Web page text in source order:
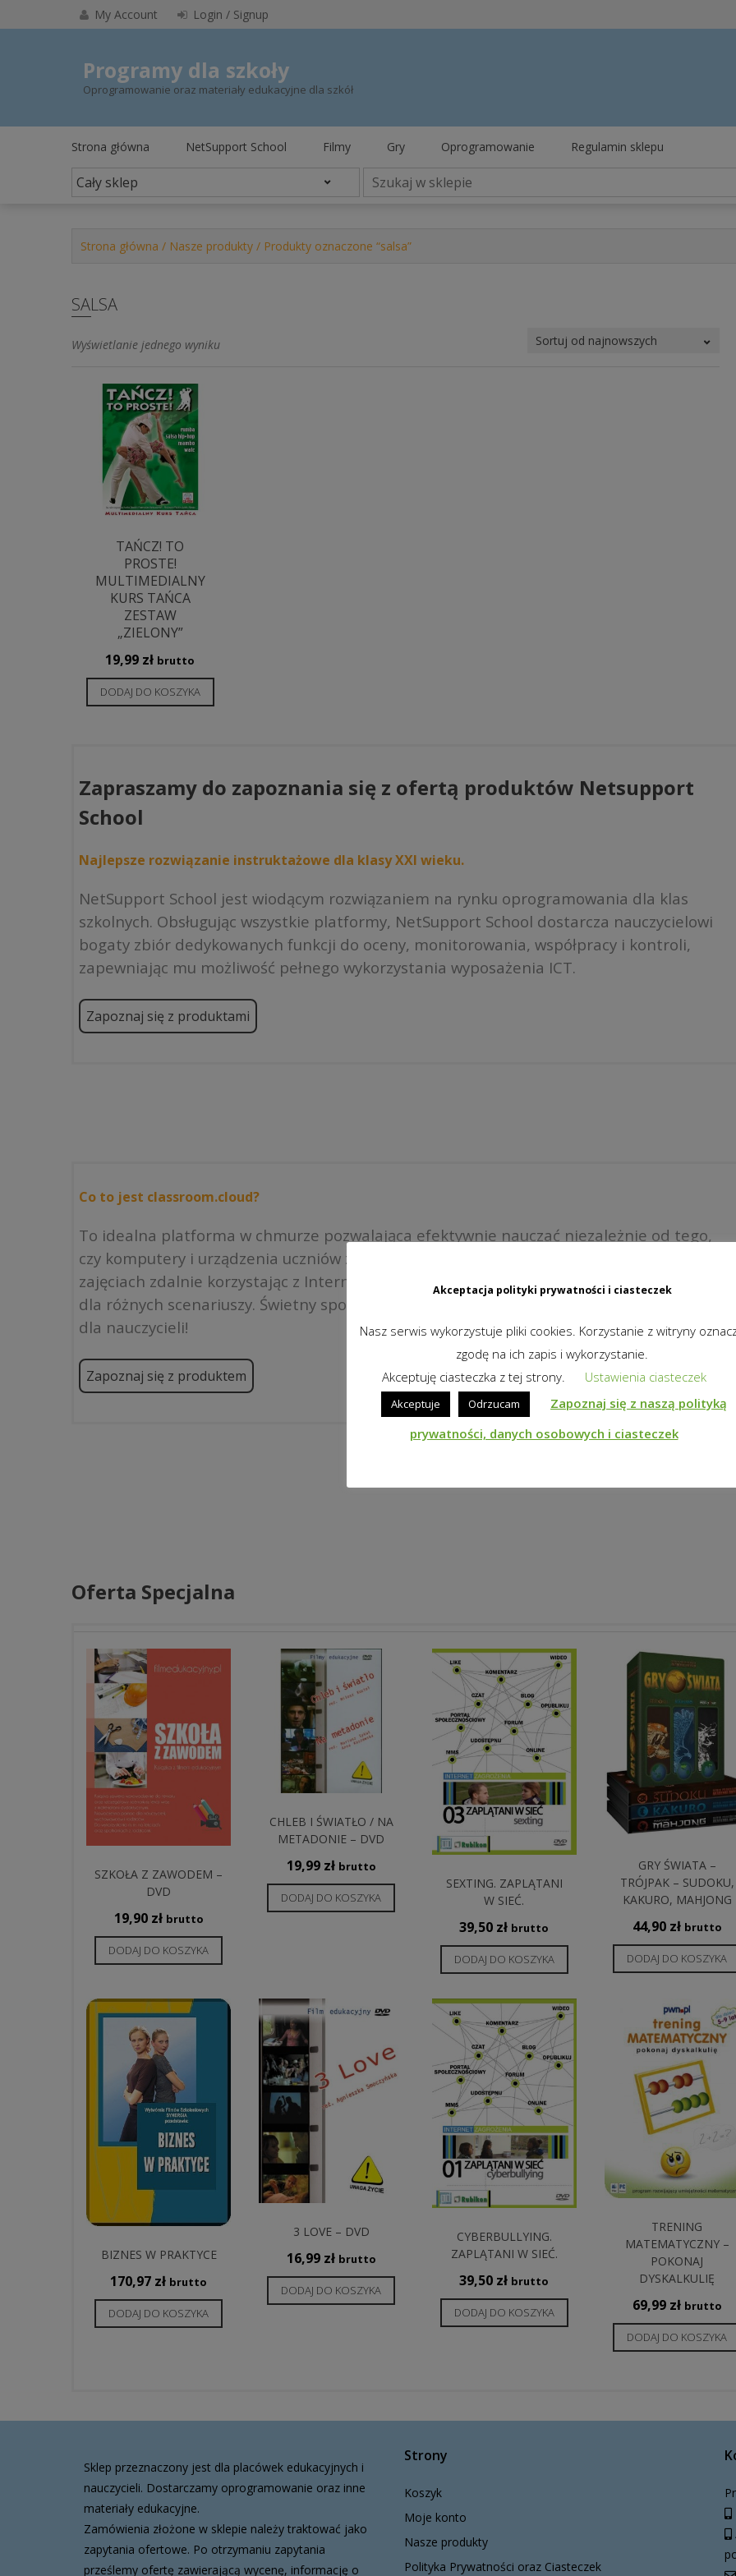
to
My Account Login / Signup
Programy dla szkoły
Oprogramowanie oraz materiały edukacyjne dla szkół
Strona główna NetSupport School Filmy Gry Oprogramowanie Regulamin sklepu
Strona główna / Nasze produkty / Produkty oznaczone “salsa”
SALSA
Wyświetlanie jednego wyniku
TAŃCZ! TO
PROSTE!
MULTIMEDIALNY
KURS TAŃCA
ZESTAW
„ZIELONY”
19,99 zł brutto
DODAJ DO KOSZYKA
Zapraszamy do zapoznania się z ofertą produktów Netsupport
School
Najlepsze rozwiązanie instruktażowe dla klasy XXI wieku.
NetSupport School jest wiodącym rozwiązaniem na rynku oprogramowania dla klas
szkolnych. Obsługując wszystkie platformy, NetSupport School dostarcza nauczycielowi
bogaty zbiór dedykowanych funkcji do oceny, monitorowania, współpracy i kontroli,
zapewniając mu możliwość pełnego wykorzystania wyposażenia ICT.
Zapoznaj się z produktami
Co to jest classroom.cloud?
To idealna platforma w chmurze pozwalająca efektywnie nauczać niezależnie od tego,
czy komputery i urządzenia uczniów znajdują się w jednym miejscu, czy uczestniczą oni w
zajęciach zdalnie korzystając z Internetu. Bez przełączania między różnymi rozwiązaniami
dla różnych scenariuszy. Świetny sposób, by zapewnić ciągłość nauczania – dla uczniów i
dla nauczycieli!
Zapoznaj się z produktem
Oferta Specjalna
SZKOŁA Z ZAWODEM –
DVD
19,90 zł brutto
DODAJ DO KOSZYKA
CHLEB I ŚWIATŁO / NA
METADONIE – DVD
19,99 zł brutto
DODAJ DO KOSZYKA
SEXTING. ZAPLĄTANI
W SIEĆ.
39,50 zł brutto
DODAJ DO KOSZYKA
GRY ŚWIATA –
TRÓJPAK – SUDOKU,
KAKURO, MAHJONG
44,90 zł brutto
DODAJ DO KOSZYKA
BIZNES W PRAKTYCE
170,97 zł brutto
DODAJ DO KOSZYKA
3 LOVE – DVD
16,99 zł brutto
DODAJ DO KOSZYKA
CYBERBULLYING.
ZAPLĄTANI W SIEĆ.
39,50 zł brutto
DODAJ DO KOSZYKA
TRENING
MATEMATYCZNY –
POKONAJ
DYSKALKULIĘ
69,99 zł brutto
DODAJ DO KOSZYKA
Sklep przeznaczony jest dla placówek edukacyjnych i
nauczycieli. Dostarczamy oprogramowanie oraz inne
materiały edukacyjne.
Zamówienia złożone w sklepie należy traktować jako
zapytania ofertowe. Po otrzymaniu zapytania
prześlemy ofertę zawierającą wycenę, informację o
Strony
Koszyk
Moje konto
Nasze produkty
Polityka Prywatności oraz Ciasteczek
Akceptacja polityki prywatności i ciasteczek
Nasz serwis wykorzystuje pliki cookies. Korzystanie z witryny
zgodę na ich zapis i wykorzystanie.
Akceptuję ciasteczka z tej strony.
Ustawienia ciasteczek
Akceptuje Odrzucam
Zapoznaj się z naszą polityką
prywatności, danych osobowych i ciasteczek